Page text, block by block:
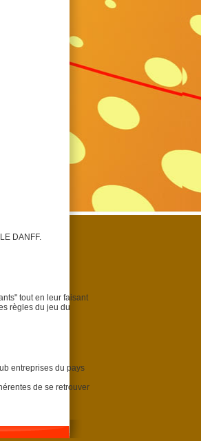
DANFF.
tout en leur faisant
règles du jeu du
entreprises du pays
de se retrouver